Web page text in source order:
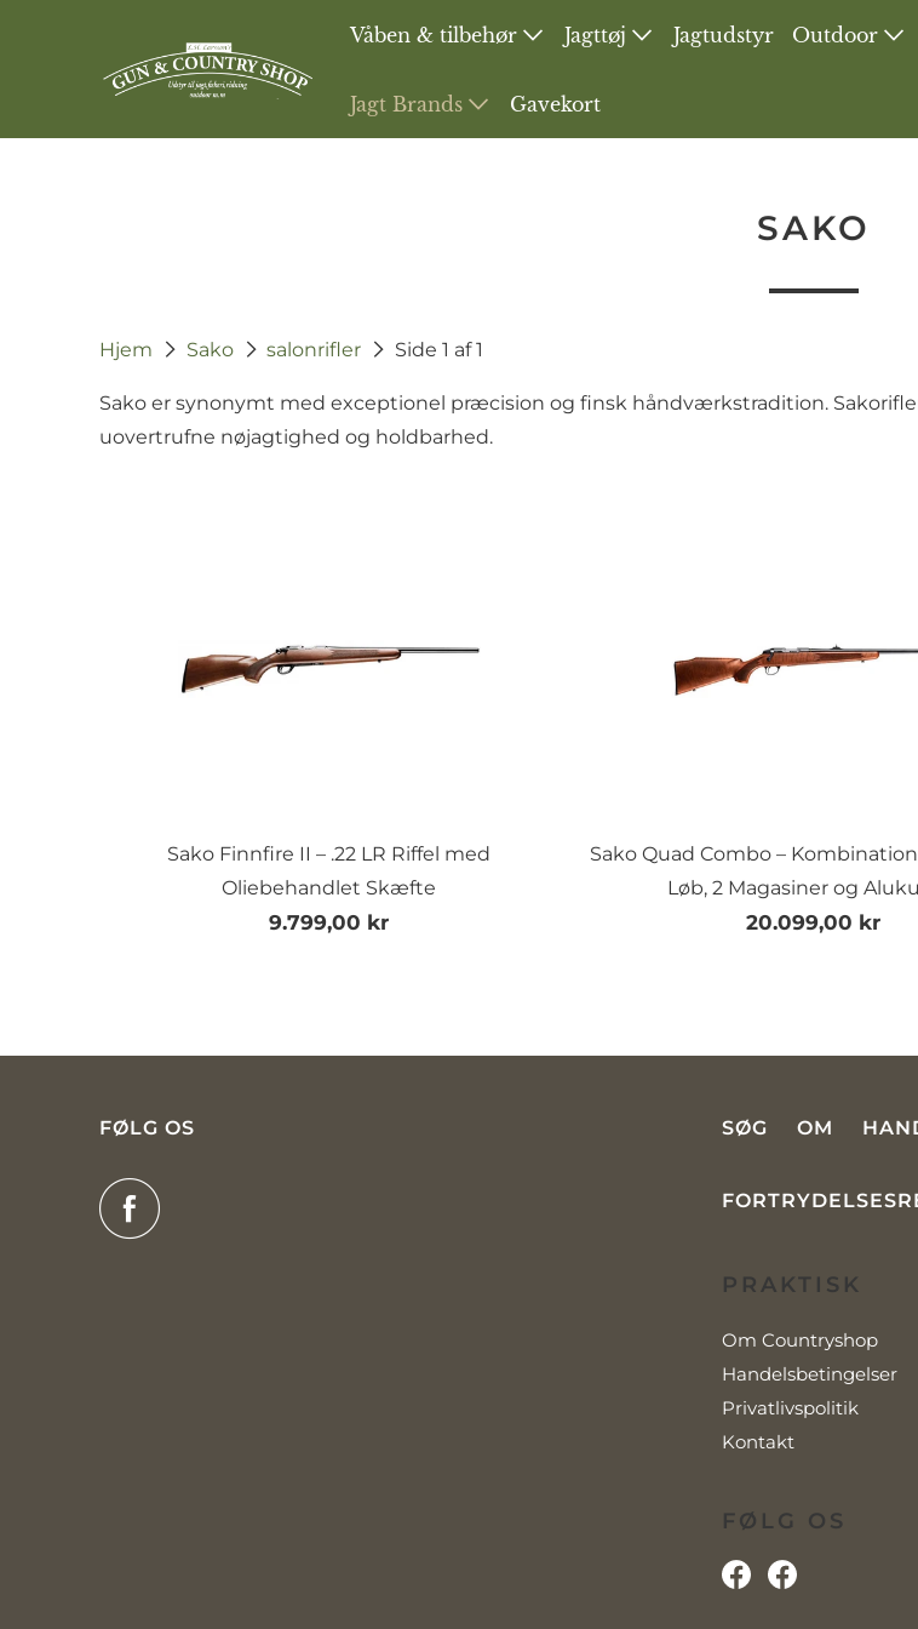
Våben & tilbehør Jagttøj Jagtudstyr Outdoor
Jagt Brands Gavekort
SAKO
Hjem Sako salonrifler Side 1 af 1
Sako er synonymt med exceptionel præcision og finsk håndværkstradition.
uovertrufne nøjagtighed og holdbarhed.
Sako Finnfire II – .22 LR Riffel med
Oliebehandlet Skæfte
9.799,00 kr
Sako Quad Combo –
Løb, 2 Magasiner og
20.099,00 kr
FØLG OS SØG OM
PRAKTISK
Om Countryshop
Handelsbetingelser
Privatlivspolitik
Kontakt
FØLG OS